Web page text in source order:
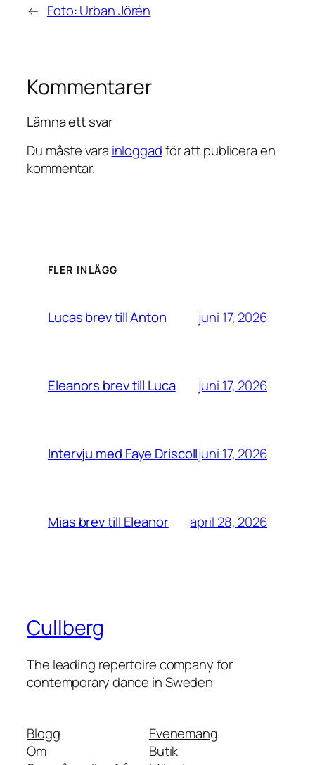
← Foto: Urban Jörén
Kommentarer
Lämna ett svar
Du måste vara inloggadför att publicera en
kommentar.
FLER INLÄGG
Lucas brev till Anton juni 17, 2026
Eleanors brev till Luca juni 17, 2026
Intervju med Faye Driscolljuni 17, 2026
Mias brev till Eleanor april 28, 2026
Cullberg
The leading repertoire company for
contemporary dance in Sweden
Blogg
Om
Evenemang
Butik